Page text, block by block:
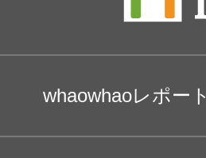
whaowhaoレポート